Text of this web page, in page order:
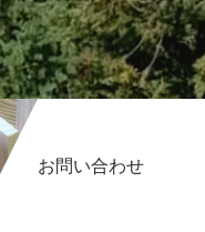
お問い合わせ